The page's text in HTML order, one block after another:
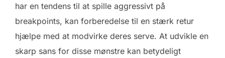
har en tendens til at spille aggressivt på
breakpoints, kan forberedelse til en stærk retur
hjælpe med at modvirke deres serve. At udvikle en
skarp sans for disse mønstre kan betydeligt